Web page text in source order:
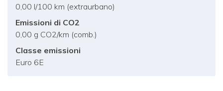
0,00 l/100 km (extraurbano)
Emissioni di CO2
0,00 g CO2/km (comb.)
Classe emissioni
Euro 6E